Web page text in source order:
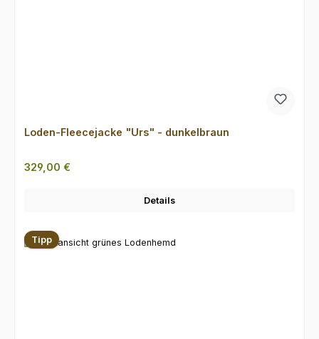
Loden-Fleecejacke "Urs" - dunkelbraun
Regulärer Preis:
329,00 €
Details
Tipp